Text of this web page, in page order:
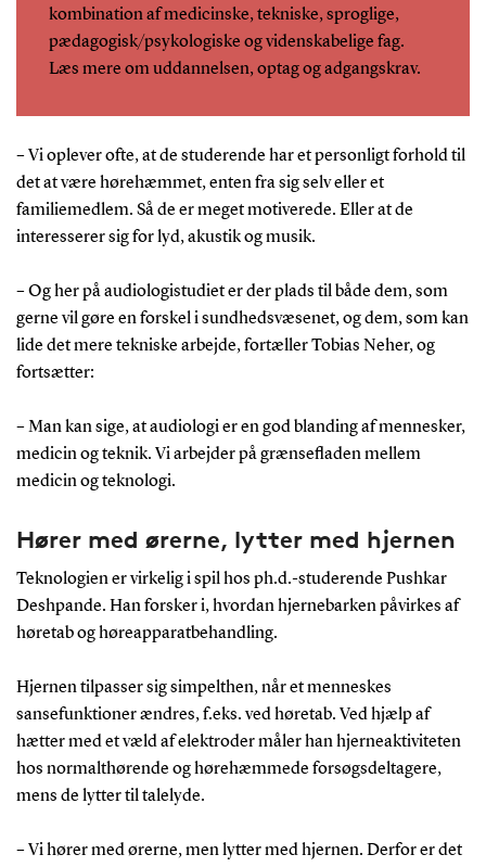
kombination af medicinske, tekniske, sproglige,
pædagogisk/psykologiske og videnskabelige fag.
Læs mere om uddannelsen, optag og adgangskrav.
– Vi oplever ofte, at de studerende har et personligt forhold til
det at være hørehæmmet, enten fra sig selv eller et
familiemedlem. Så de er meget motiverede. Eller at de
interesserer sig for lyd, akustik og musik.
– Og her på audiologistudiet er der plads til både dem, som
gerne vil gøre en forskel i sundhedsvæsenet, og dem, som kan
lide det mere tekniske arbejde, fortæller Tobias Neher, og
fortsætter:
– Man kan sige, at audiologi er en god blanding af mennesker,
medicin og teknik. Vi arbejder på grænsefladen mellem
medicin og teknologi.
Hører med ørerne, lytter med hjernen
Teknologien er virkelig i spil hos ph.d.-studerende Pushkar
Deshpande. Han forsker i, hvordan hjernebarken påvirkes af
høretab og høreapparatbehandling.
Hjernen tilpasser sig simpelthen, når et menneskes
sansefunktioner ændres, f.eks. ved høretab. Ved hjælp af
hætter med et væld af elektroder måler han hjerneaktiviteten
hos normalthørende og hørehæmmede forsøgsdeltagere,
mens de lytter til talelyde.
– Vi hører med ørerne, men lytter med hjernen. Derfor er det